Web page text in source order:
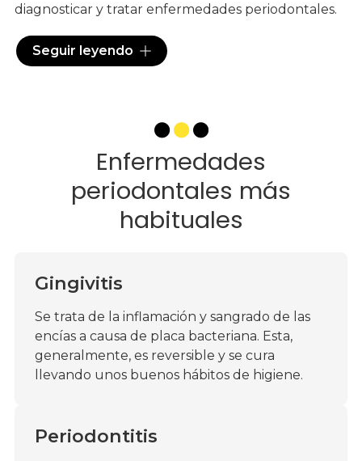
diagnosticar y tratar enfermedades periodontales.
Estas enfermedades son aquellas que afectan a los
tejidos que soportan las piezas dentales y, en los
acudas a nuestra clínica dental para realizar
y así poder evitar las enfermedades
periodontales.
Seguir leyendo
Enfermedades
periodontales más
habituales
Gingivitis
Se trata de la inflamación y sangrado de las
encías a causa de placa bacteriana. Esta,
generalmente, es reversible y se cura
llevando unos buenos hábitos de higiene.
Periodontitis